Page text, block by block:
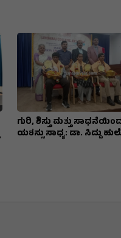
ಗುರಿ, ಶಿಸ್ತು ಮತ್ತು
ಯಶಸ್ಸು ಸಾಧ್ಯ: ಡಾ. ಸಿದ್ದು